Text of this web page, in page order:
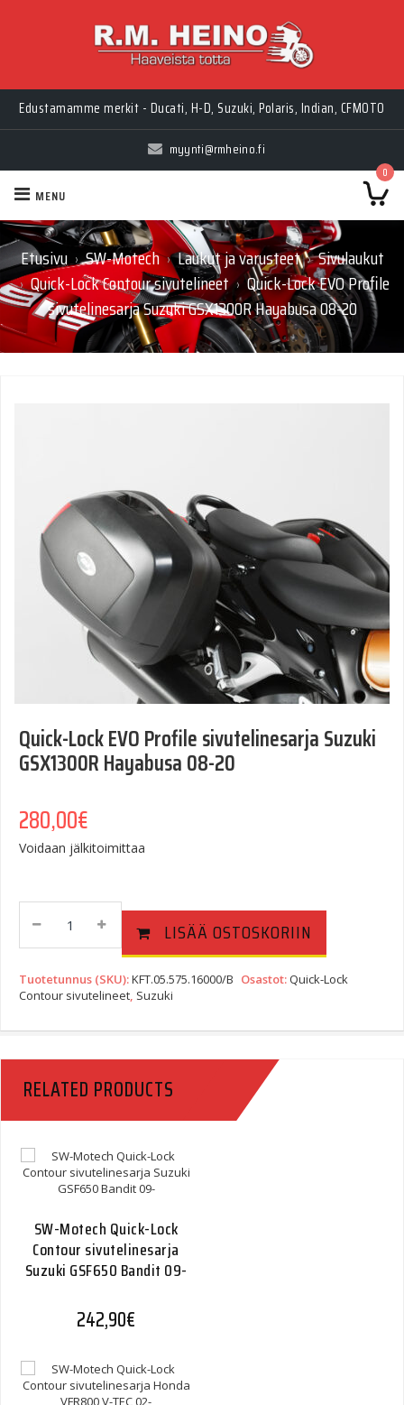
Edustamamme merkit - Ducati, H-D, Suzuki, Polaris, Indian, CFMOTO
myynti@rmheino.fi
0
MENU
Etusivu › SW-Motech › Laukut ja varusteet › Sivulaukut
› Quick-Lock Contour sivutelineet › Quick-Lock EVO Profile
sivutelinesarja Suzuki GSX1300R Hayabusa 08-20
Quick-Lock EVO Profile sivutelinesarja Suzuki
GSX1300R Hayabusa 08-20
280,00€
Voidaan jälkitoimittaa
Profile
Sivutelinesarja
GSX1300R
20
LISÄÄ OSTOSKORIIN
Tuotetunnus (SKU):KFT.05.575.16000/B Osastot:Quick-Lock
Contour sivutelineet, Suzuki
RELATED PRODUCTS
SW-Motech Quick-Lock
Contour sivutelinesarja
Suzuki GSF650 Bandit 09-
242,90€